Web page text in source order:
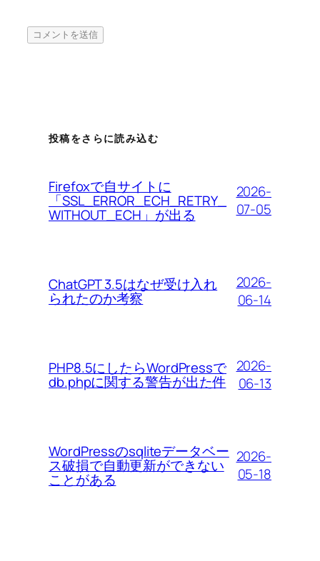
投稿をさらに読み込む
Firefoxで自サイトに
「SSL_ERROR_ECH_RETRY_
WITHOUT_ECH」が出る
2026-
07-05
ChatGPT 3.5はなぜ受け入れ
られたのか考察
2026-
06-14
PHP8.5にしたらWordPressで
db.phpに関する警告が出た件
2026-
06-13
WordPressのsqliteデータベー
ス破損で自動更新ができない
ことがある
2026-
05-18